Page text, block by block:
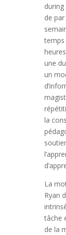
de
temps
une
un
la
La
Ryan
tâche
de la